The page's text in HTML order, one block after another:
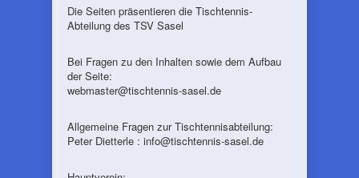
Die Seiten präsentieren die Tischtennis-
Abteilung des TSV Sasel
Bei Fragen zu den Inhalten sowie dem Aufbau
der Seite:
webmaster@tischtennis-sasel.de
Allgemeine Fragen zur Tischtennisabteilung:
Peter Dietterle : info@tischtennis-sasel.de